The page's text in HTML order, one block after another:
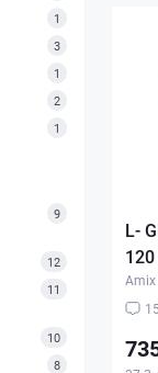
1
3
1
2
1
9
12
11
10
8
L-
Amix
15